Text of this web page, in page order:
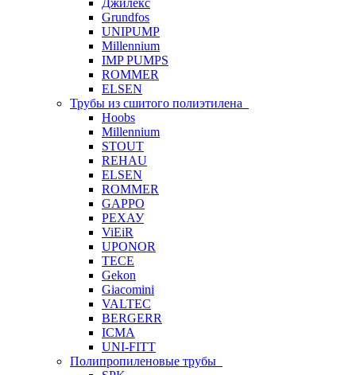
Джилекс
Grundfos
UNIPUMP
Millennium
IMP PUMPS
ROMMER
ELSEN
Трубы из сшитого полиэтилена
Hoobs
Millennium
STOUT
REHAU
ELSEN
ROMMER
GAPPO
РЕХАУ
ViEiR
UPONOR
TECE
Gekon
Giacomini
VALTEC
BERGERR
ICMA
UNI-FITT
Полипропиленовые трубы